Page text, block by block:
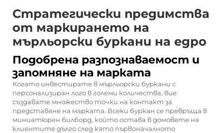
Стратегически предимства
от маркирането на
мърльорски буркани на едро
Подобрена разпознаваемост и
запомняне на марката
Когато инвестирате в мърльорски буркани с
персонализиран лого в големи количества, вие
създавате множество точки на контакт за
представяне на марката. Всеки буркан се превръща в
миниатюрен билборд, който остава в домовете на
клиентите дълго след като първоначалното